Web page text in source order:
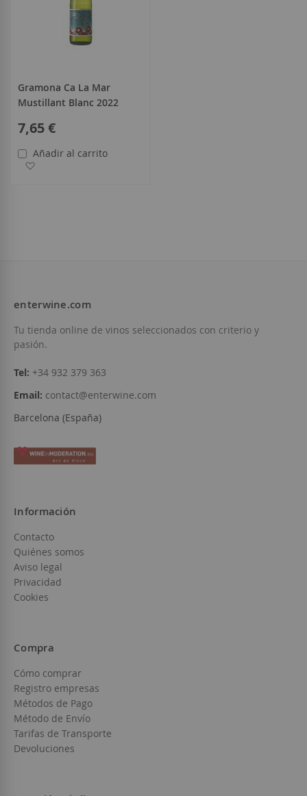
Gramona Ca La Mar
Mustillant Blanc 2022
7,65 €
Añadir al carrito
enterwine.com
Tu tienda online de vinos seleccionados con criterio y
pasión.
Tel: +34 932 379 363
Email: contact@enterwine.com
Barcelona (España)
Información
Contacto
Quiénes somos
Aviso legal
Privacidad
Cookies
Compra
Cómo comprar
Registro empresas
Métodos de Pago
Método de Envío
Tarifas de Transporte
Devoluciones